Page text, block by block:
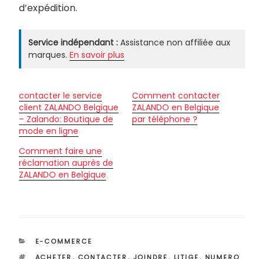
d’expédition.
Service indépendant : Assistance non affiliée aux
marques. En savoir plus
contacter le service
client ZALANDO Belgique
– Zalando: Boutique de
mode en ligne
Comment contacter
ZALANDO en Belgique
par téléphone ?
Comment faire une
réclamation auprès de
ZALANDO en Belgique
CATÉGORIES
E-COMMERCE
ÉTIQUETTES
ACHETER, CONTACTER, JOINDRE, LITIGE, NUMERO